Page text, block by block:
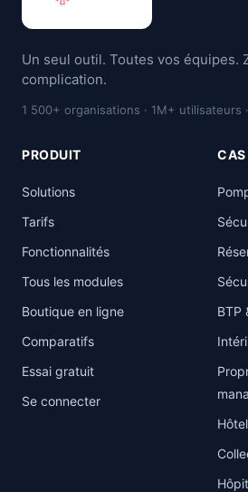
Un seul outil. Toutes vos équipes.
complication.
1 500+ organisations · 1M+ utilisateurs
PRODUIT
Solutions
Tarifs
Fonctionnalités
Tous les modules
Boutique en ligne
Comparatifs
Essai gratuit
Se connecter
CAS
BTP